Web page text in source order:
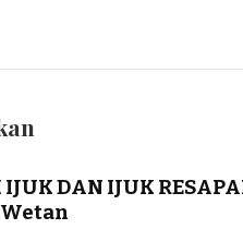
DAN IJUK